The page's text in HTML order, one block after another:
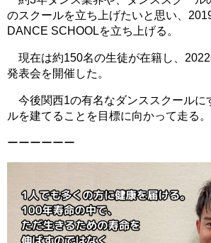
のスクールを立ち上げたいと思い、
DANCE SCHOOLを立ち上げる。
現在は約150名の生徒が在籍し、
発表会を開催した。
今後関西1の有名なダンススクールに
ルを建てることを目標に向かって走る。
ーーーーーー